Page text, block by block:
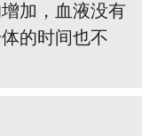
加，血液没有
的时间也不